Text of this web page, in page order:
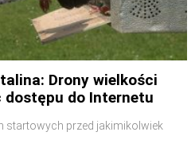
Drony wielkości
dostępu do Internetu
startowych przed jakimikolwiek